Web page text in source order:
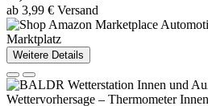
ab 3,99 € Versand
Marktplatz
Weitere Details